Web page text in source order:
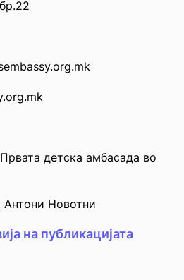
детска амбасада во
Антони Новотни
на публикацијата